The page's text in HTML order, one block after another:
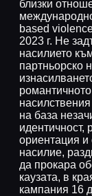
близки
based
2023 г. Не
насилието
партньорско
на база
идентичност,
ориентация
насилие,
да прокара
каузата, в
кампания 16